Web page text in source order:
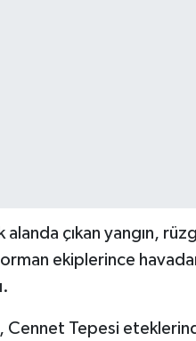
çıkan yangın,
orman ekiplerince
Cennet Tepesi